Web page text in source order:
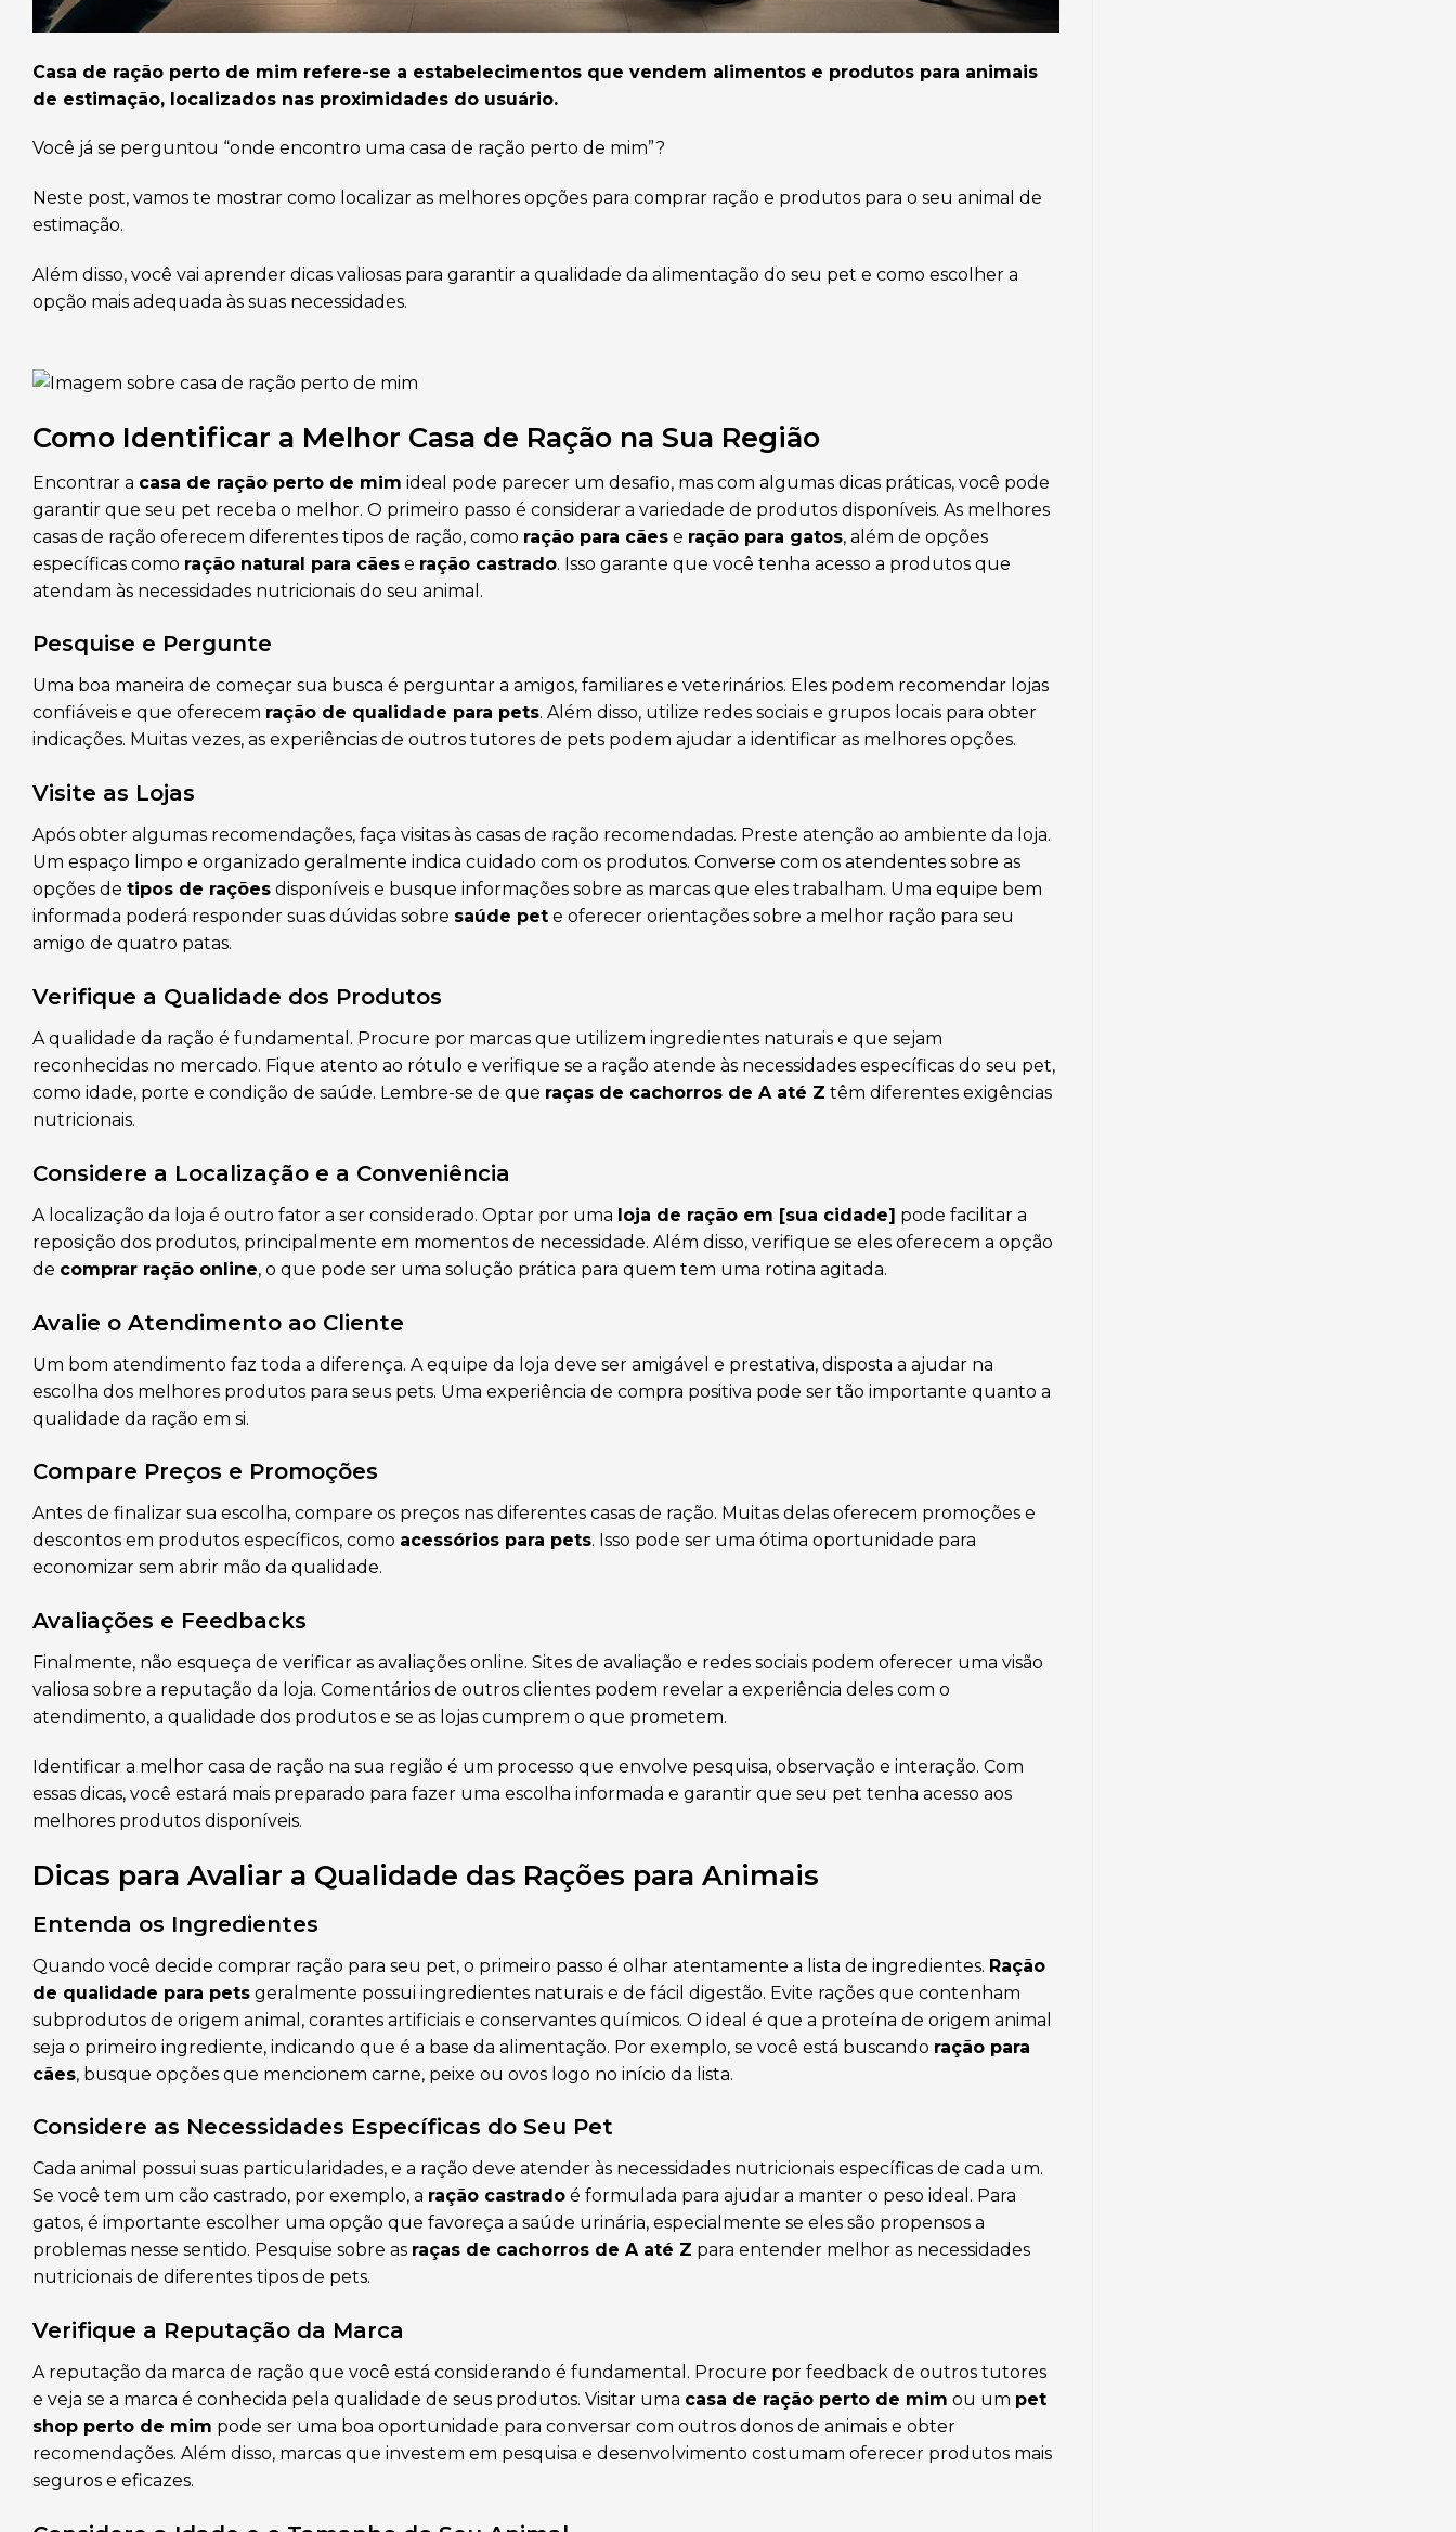
Casa de ração perto de mim refere-se a estabelecimentos que vendem alimentos e produtos para animais
de estimação, localizados nas proximidades do usuário.
Você já se perguntou “onde encontro uma casa de ração perto de mim”?
Neste post, vamos te mostrar como localizar as melhores opções para comprar ração e produtos para o seu animal de
estimação.
Além disso, você vai aprender dicas valiosas para garantir a qualidade da alimentação do seu pet e como escolher a
opção mais adequada às suas necessidades.
Como Identificar a Melhor Casa de Ração na Sua Região
Encontrar a casa de ração perto de mim ideal pode parecer um desafio, mas com algumas dicas práticas, você pode
garantir que seu pet receba o melhor. O primeiro passo é considerar a variedade de produtos disponíveis. As melhores
casas de ração oferecem diferentes tipos de ração, como ração para cães e ração para gatos, além de opções
específicas como ração natural para cães e ração castrado. Isso garante que você tenha acesso a produtos que
atendam às necessidades nutricionais do seu animal.
Pesquise e Pergunte
Uma boa maneira de começar sua busca é perguntar a amigos, familiares e veterinários. Eles podem recomendar lojas
confiáveis e que oferecem ração de qualidade para pets. Além disso, utilize redes sociais e grupos locais para obter
indicações. Muitas vezes, as experiências de outros tutores de pets podem ajudar a identificar as melhores opções.
Visite as Lojas
Após obter algumas recomendações, faça visitas às casas de ração recomendadas. Preste atenção ao ambiente da loja.
Um espaço limpo e organizado geralmente indica cuidado com os produtos. Converse com os atendentes sobre as
opções de tipos de rações disponíveis e busque informações sobre as marcas que eles trabalham. Uma equipe bem
informada poderá responder suas dúvidas sobre saúde pet e oferecer orientações sobre a melhor ração para seu
amigo de quatro patas.
Verifique a Qualidade dos Produtos
A qualidade da ração é fundamental. Procure por marcas que utilizem ingredientes naturais e que sejam
reconhecidas no mercado. Fique atento ao rótulo e verifique se a ração atende às necessidades específicas do seu pet,
como idade, porte e condição de saúde. Lembre-se de que raças de cachorros de A até Z têm diferentes exigências
nutricionais.
Considere a Localização e a Conveniência
A localização da loja é outro fator a ser considerado. Optar por uma loja de ração em [sua cidade] pode facilitar a
reposição dos produtos, principalmente em momentos de necessidade. Além disso, verifique se eles oferecem a opção
de comprar ração online, o que pode ser uma solução prática para quem tem uma rotina agitada.
Avalie o Atendimento ao Cliente
Um bom atendimento faz toda a diferença. A equipe da loja deve ser amigável e prestativa, disposta a ajudar na
escolha dos melhores produtos para seus pets. Uma experiência de compra positiva pode ser tão importante quanto a
qualidade da ração em si.
Compare Preços e Promoções
Antes de finalizar sua escolha, compare os preços nas diferentes casas de ração. Muitas delas oferecem promoções e
descontos em produtos específicos, como acessórios para pets. Isso pode ser uma ótima oportunidade para
economizar sem abrir mão da qualidade.
Avaliações e Feedbacks
Finalmente, não esqueça de verificar as avaliações online. Sites de avaliação e redes sociais podem oferecer uma visão
valiosa sobre a reputação da loja. Comentários de outros clientes podem revelar a experiência deles com o
atendimento, a qualidade dos produtos e se as lojas cumprem o que prometem.
Identificar a melhor casa de ração na sua região é um processo que envolve pesquisa, observação e interação. Com
essas dicas, você estará mais preparado para fazer uma escolha informada e garantir que seu pet tenha acesso aos
melhores produtos disponíveis.
Dicas para Avaliar a Qualidade das Rações para Animais
Entenda os Ingredientes
Quando você decide comprar ração para seu pet, o primeiro passo é olhar atentamente a lista de ingredientes. Ração
de qualidade para pets geralmente possui ingredientes naturais e de fácil digestão. Evite rações que contenham
subprodutos de origem animal, corantes artificiais e conservantes químicos. O ideal é que a proteína de origem animal
seja o primeiro ingrediente, indicando que é a base da alimentação. Por exemplo, se você está buscando ração para
cães, busque opções que mencionem carne, peixe ou ovos logo no início da lista.
Considere as Necessidades Específicas do Seu Pet
Cada animal possui suas particularidades, e a ração deve atender às necessidades nutricionais específicas de cada um.
Se você tem um cão castrado, por exemplo, a ração castrado é formulada para ajudar a manter o peso ideal. Para
gatos, é importante escolher uma opção que favoreça a saúde urinária, especialmente se eles são propensos a
problemas nesse sentido. Pesquise sobre as raças de cachorros de A até Z para entender melhor as necessidades
nutricionais de diferentes tipos de pets.
Verifique a Reputação da Marca
A reputação da marca de ração que você está considerando é fundamental. Procure por feedback de outros tutores
e veja se a marca é conhecida pela qualidade de seus produtos. Visitar uma casa de ração perto de mim ou um pet
shop perto de mim pode ser uma boa oportunidade para conversar com outros donos de animais e obter
recomendações. Além disso, marcas que investem em pesquisa e desenvolvimento costumam oferecer produtos mais
seguros e eficazes.